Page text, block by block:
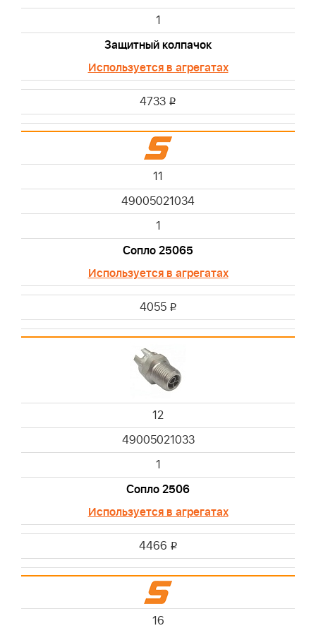
1
Защитный колпачок
Используется в агрегатах
4733 i
11
49005021034
1
Сопло 25065
Используется в агрегатах
4055 i
12
49005021033
1
Сопло 2506
Используется в агрегатах
4466 i
16